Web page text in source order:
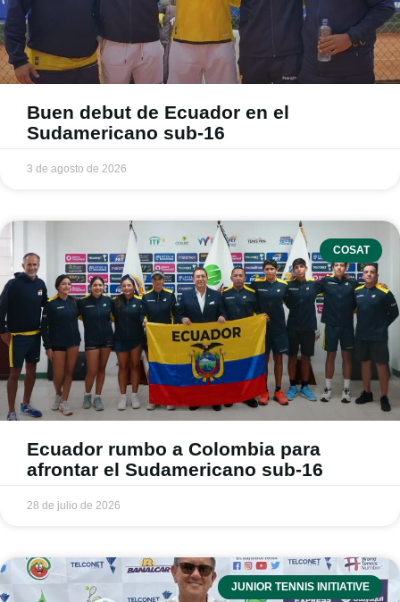
Buen debut de Ecuador en el
Sudamericano sub-16
3 de agosto de 2026
COSAT
Ecuador rumbo a Colombia para
afrontar el Sudamericano sub-16
28 de julio de 2026
JUNIOR TENNIS INITIATIVE